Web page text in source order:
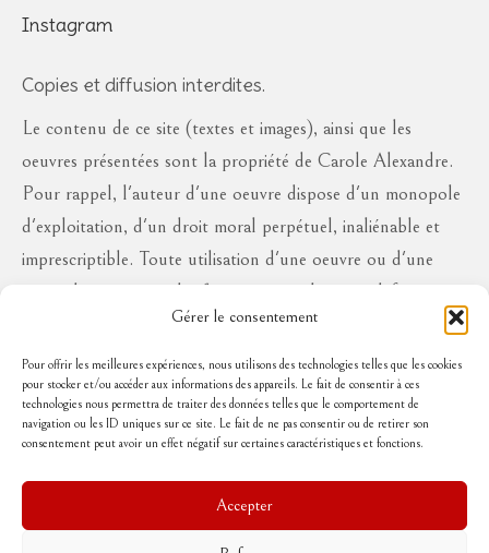
Gérer le consentement
Pour offrir les meilleures expériences, nous utilisons des technologies telles que les cookies
pour stocker et/ou accéder aux informations des appareils. Le fait de consentir à ces
technologies nous permettra de traiter des données telles que le comportement de
navigation ou les ID uniques sur ce site. Le fait de ne pas consentir ou de retirer son
consentement peut avoir un effet négatif sur certaines caractéristiques et fonctions.
Accepter
Instagram
Copies et diffusion interdites.
Le contenu de ce site (textes et images), ainsi que les
oeuvres présentées sont la propriété de Carole Alexandre.
Pour rappel, l'auteur d'une oeuvre dispose d'un monopole
d'exploitation, d'un droit moral perpétuel, inaliénable et
imprescriptible. Toute utilisation d'une oeuvre ou d'une
partie des oeuvres à des fins commerciales ou à défaut en
diffusion publique, sous quelque forme que ce soit, est
interdite sans l'autorisation de l'auteur, aux risques de se
voir réclamer des dommages et intérêts..
Suivez-moi